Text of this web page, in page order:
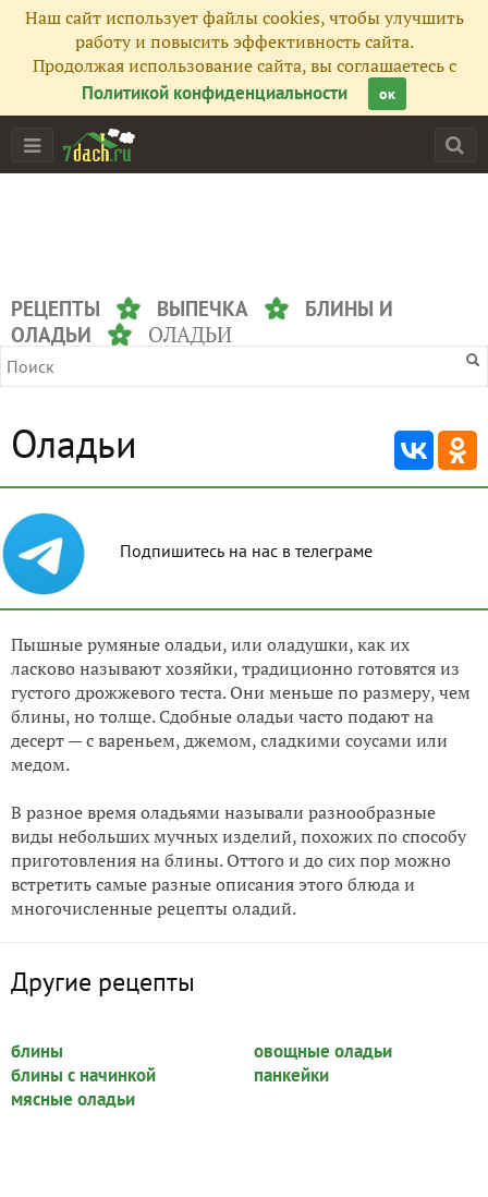
Наш сайт использует файлы cookies, чтобы улучшить
работу и повысить эффективность сайта.
Продолжая использование сайта, вы соглашаетесь с
Политикой конфиденциальности
ок
РЕЦЕПТЫ ВЫПЕЧКА
БЛИНЫ И
ОЛАДЬИ
ОЛАДЬИ
Оладьи
Подпишитесь на нас в телеграме
Пышные румяные оладьи, или оладушки, как их
ласково называют хозяйки, традиционно готовятся из
густого дрожжевого теста. Они меньше по размеру, чем
блины, но толще. Сдобные оладьи часто подают на
десерт — с вареньем, джемом, сладкими соусами или
медом.
В разное время оладьями называли разнообразные
виды небольших мучных изделий, похожих по способу
приготовления на блины. Оттого и до сих пор можно
встретить самые разные описания этого блюда и
многочисленные рецепты оладий.
Другие рецепты
блины
блины с начинкой
мясные оладьи
овощные оладьи
панкейки